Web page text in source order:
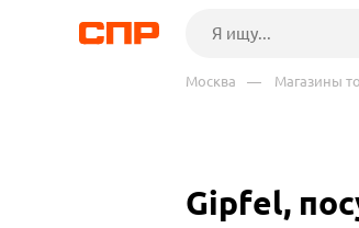
Москва — Магазины
Gipfel,